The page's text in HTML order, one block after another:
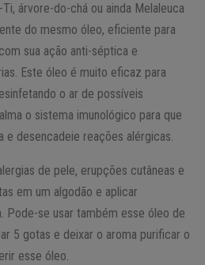
árvore-do-chá ou ainda Melaleuca
do mesmo óleo, eficiente para
sua ação anti-séptica e
Este óleo é muito eficaz para
o ar de possíveis
o sistema imunológico para que
e desencadeie reações alérgicas.
de pele, erupções cutâneas e
em um algodão e aplicar
Pode-se usar também esse óleo de
5 gotas e deixar o aroma purificar o
esse óleo.